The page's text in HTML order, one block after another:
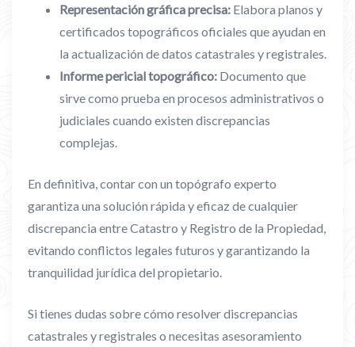
Representación gráfica precisa: Elabora planos y
certificados topográficos oficiales que ayudan en
la actualización de datos catastrales y registrales.
Informe pericial topográfico: Documento que
sirve como prueba en procesos administrativos o
judiciales cuando existen discrepancias
complejas.
En definitiva, contar con un topógrafo experto
garantiza una solución rápida y eficaz de cualquier
discrepancia entre Catastro y Registro de la Propiedad,
evitando conflictos legales futuros y garantizando la
tranquilidad jurídica del propietario.
Si tienes dudas sobre cómo resolver discrepancias
catastrales y registrales o necesitas asesoramiento